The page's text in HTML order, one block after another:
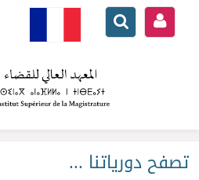
تصفح دورياتنا ...